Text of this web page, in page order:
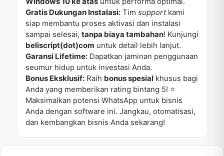
Gratis Dukungan Instalasi: Tim supportkami
siap membantu proses aktivasi dan instalasi
sampai selesai, tanpa biaya tambahan! Kunjungi
beliscript(dot)com untuk detail lebih lanjut.
Garansi Lifetime: Dapatkan jaminan penggunaan
seumur hidup untuk investasi Anda.
Bonus Eksklusif: Raih bonus spesial khusus bagi
Anda yang memberikan rating bintang 5! ⭐
Maksimalkan potensi WhatsApp untuk bisnis
Anda dengan software ini. Jangkau, otomatisasi,
dan kembangkan bisnis Anda sekarang!